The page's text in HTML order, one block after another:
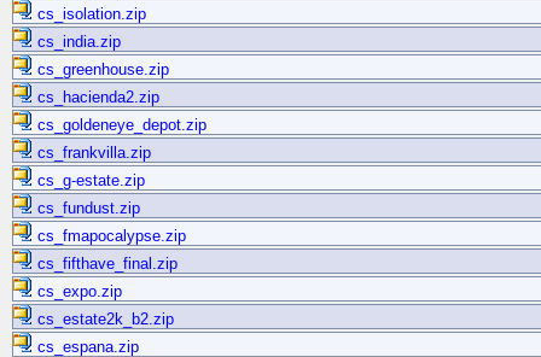
cs_isolation.zip
cs_india.zip
cs_greenhouse.zip
cs_hacienda2.zip
cs_goldeneye_depot.zip
cs_frankvilla.zip
cs_g-estate.zip
cs_fundust.zip
cs_fmapocalypse.zip
cs_fifthave_final.zip
cs_expo.zip
cs_estate2k_b2.zip
cs_espana.zip